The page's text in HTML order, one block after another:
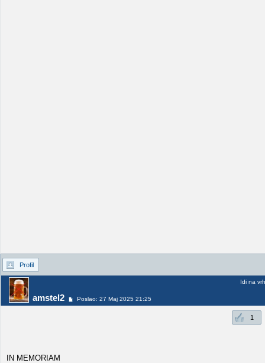
Profil
amstel2 Poslao: 27 Maj 2025 21:25
Idi na vrh
1
IN MEMORIAM